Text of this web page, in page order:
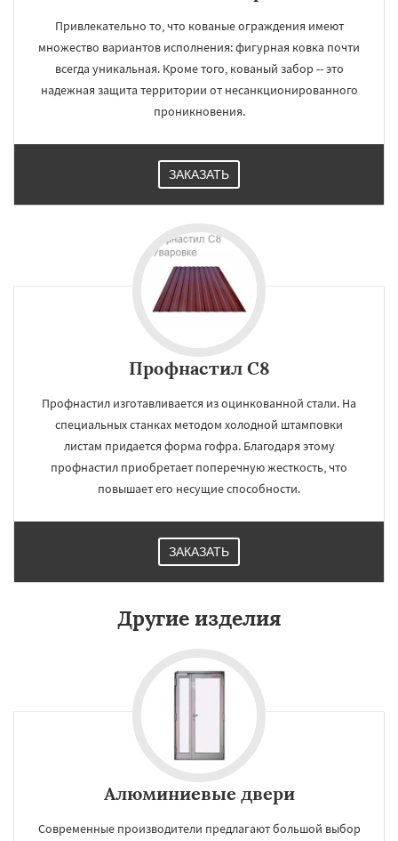
Привлекательно то, что кованые ограждения имеют
множество вариантов исполнения: фигурная ковка почти
всегда уникальная. Кроме того, кованый забор -- это
надежная защита территории от несанкционированного
проникновения.
ЗАКАЗАТЬ
Профнастил С8
Профнастил изготавливается из оцинкованной стали. На
специальных станках методом холодной штамповки
листам придается форма гофра. Благодаря этому
профнастил приобретает поперечную жесткость, что
повышает его несущие способности.
ЗАКАЗАТЬ
Другие изделия
Алюминиевые двери
Современные производители предлагают большой выбор